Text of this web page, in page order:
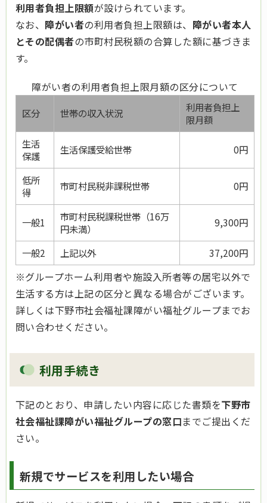
利用者負担上限額が設けられています。
なお、 障がい者の利用者負担上限額は、 障がい者本人
とその配偶者の市町村民税額の合算した額に基づきま
す。
障がい者の利用者負担上限月額の区分について
区分 世帯の収入状況
利用者負担上
限月額
生活
保護
生活保護受給世帯 0円
低所
得
市町村民税非課税世帯 0円
一般1
市町村民税課税世帯（16万
円未満）
9,300円
一般2 上記以外 37,200円
※グループホーム利用者や施設入所者等の居宅以外で
生活する方は上記の区分と異なる場合がございます。
詳しくは下野市社会福祉課障がい福祉グループまでお
問い合わせください。
利用手続き
下記のとおり、申請したい内容に応じた書類を下野市
社会福祉課障がい福祉グループの窓口までご提出くだ
さい。
新規でサービスを利用したい場合